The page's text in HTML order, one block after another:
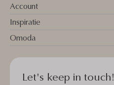
Account
Inspiratie
Omoda
Let's keep in touch!